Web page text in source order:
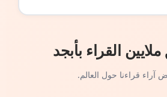
ملايين القراء بأبجد
آراء قراءنا حول العالم.